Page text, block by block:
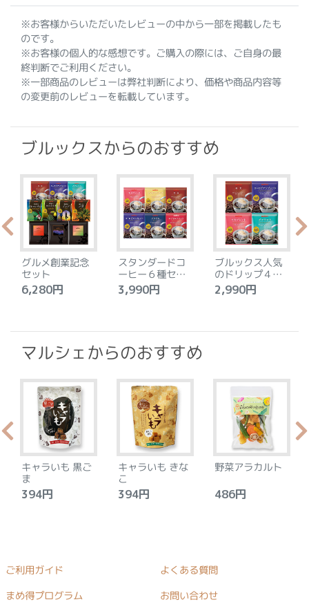
※お客様からいただいたレビューの中から一部を掲載したも
のです。
※お客様の個人的な感想です。ご購入の際には、ご自身の最
終判断でご利用ください。
※一部商品のレビューは弊社判断により、価格や商品内容等
の変更前のレビューを転載しています。
ブルックスからのおすすめ
グルメ創業記念
セット
6,280円
スタンダードコ
ーヒー６種セッ
ト
3,990円
ブルックス人気
のドリップ４種
セット
2,990円
マルシェからのおすすめ
キャラいも 黒ご
ま
394円
キャラいも きな
こ
394円
野菜アラカルト
486円
ご利用ガイド よくある質問
まめ得プログラム お問い合わせ